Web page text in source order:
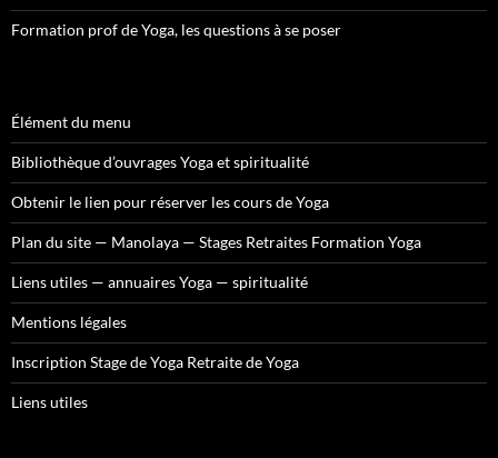
Formation prof de Yoga, les questions à se poser
Élément du menu
Bibliothèque d’ouvrages Yoga et spiritualité
Obtenir le lien pour réserver les cours de Yoga
Plan du site — Manolaya — Stages Retraites Formation Yoga
Liens utiles — annuaires Yoga — spiritualité
Mentions légales
Inscription Stage de Yoga Retraite de Yoga
Liens utiles